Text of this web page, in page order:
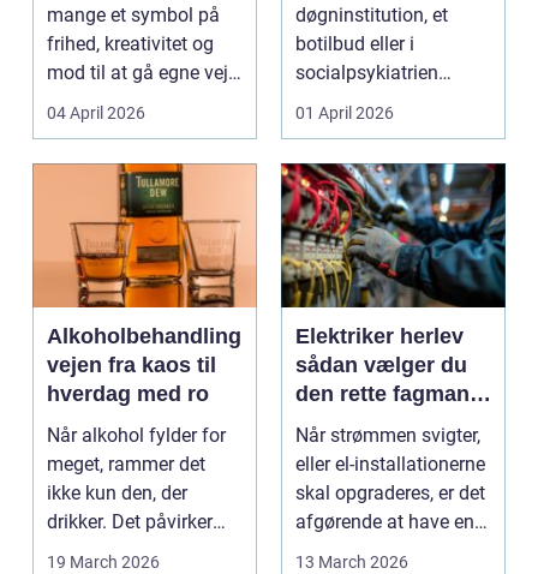
mange et symbol på
frihed, kreativitet og
mod til at gå egne veje.
Den samme ånd ...
04 April 2026
døgninstitution, et
botilbud eller i
socialpsykiatrien
pludselig ændrer sig,
kan...
01 April 2026
Alkoholbehandling
vejen fra kaos til
hverdag med ro
Når alkohol fylder for
meget, rammer det
ikke kun den, der
drikker. Det påvirker
også familie, arbej...
19 March 2026
Elektriker herlev
sådan vælger du
den rette fagmand
til dine el-opgaver
Når strømmen svigter,
eller el-installationerne
skal opgraderes, er det
afgørende at have en
pålidel...
13 March 2026